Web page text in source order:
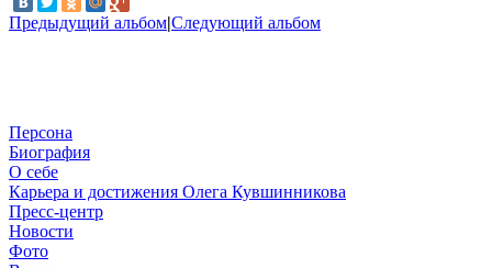
Предыдущий альбом|Следующий альбом
Персона
Биография
О себе
Карьера и достижения Олега Кувшинникова
Пресс-центр
Новости
Фото